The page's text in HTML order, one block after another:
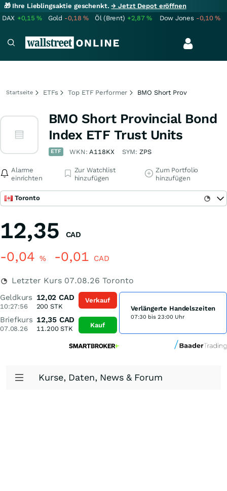
🎁 Ihre Lieblingsaktie geschenkt.→ Jetzt Depot eröffnen
DAX +0,15% Gold -0,18% Öl (Brent) +2,87% Dow Jones -0,10%
Startseite ETFs Top ETF Performer BMO Short Prov
BMO Short Provincial Bond
Index ETF Trust Units
ETF WKN:A118KX SYM: ZPS
Alarme
einrichten
Zur Watchlist
hinzufügen
Zum Portfolio
hinzufügen
Toronto
12,35 CAD
-0,04 % -0,01 CAD
Letzter Kurs 07.08.26 Toronto
Geldkurs
10:27:56
12,02 CAD
200 STK
Briefkurs
07.08.26
12,35 CAD
11.200STK
Verkauf
Kauf
Verlängerte Handelszeiten
07:30 bis 23:00 Uhr
Kurse, Daten, News & Forum